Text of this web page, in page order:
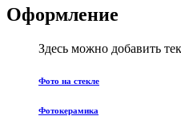
Оформление
Здесь можно добавить
Фото на стекле
Фотокерамика